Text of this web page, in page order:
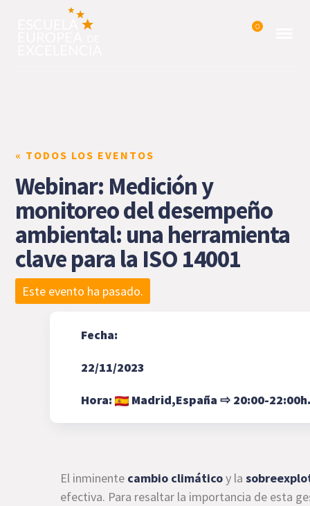
0
« TODOS LOS EVENTOS
Webinar: Medición y
monitoreo del desempeño
ambiental: una herramienta
clave para la ISO 14001
Este evento ha pasado.
Fecha:
22/11/2023
Hora: Madrid,España ⇨ 20:00-22:00h.
El inminente cambio climáticoy la
efectiva. Para resaltar la importancia de esta